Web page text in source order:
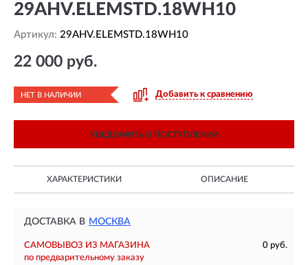
29AHV.ELEMSTD.18WH10
Артикул: 29AHV.ELEMSTD.18WH10
22 000 руб.
НЕТ В НАЛИЧИИ Добавить к сравнению
УВЕДОМИТЬ О ПОСТУПЛЕНИИ
ХАРАКТЕРИСТИКИ ОПИСАНИЕ
ДОСТАВКА В МОСКВА
САМОВЫВОЗ ИЗ МАГАЗИНА
0 руб.
по предварительному заказу